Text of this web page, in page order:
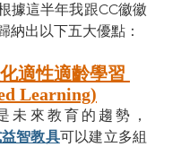
據這半年我跟CC徽徽
納出以下五大優點：
適性適齡學習
Learning)
未來教育的趨勢，
智教具可以建立多組